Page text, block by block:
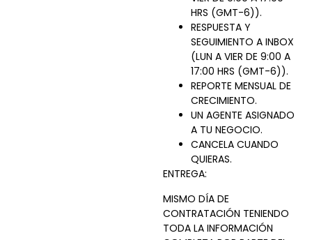
HRS (GMT-6)).
RESPUESTA Y
SEGUIMIENTO A INBOX
(LUN A VIER DE 9:00 A
17:00 HRS (GMT-6)).
REPORTE MENSUAL DE
CRECIMIENTO.
UN AGENTE ASIGNADO
A TU NEGOCIO.
CANCELA CUANDO
QUIERAS.
ENTREGA:
MISMO DÍA DE
CONTRATACIÓN TENIENDO
TODA LA INFORMACIÓN